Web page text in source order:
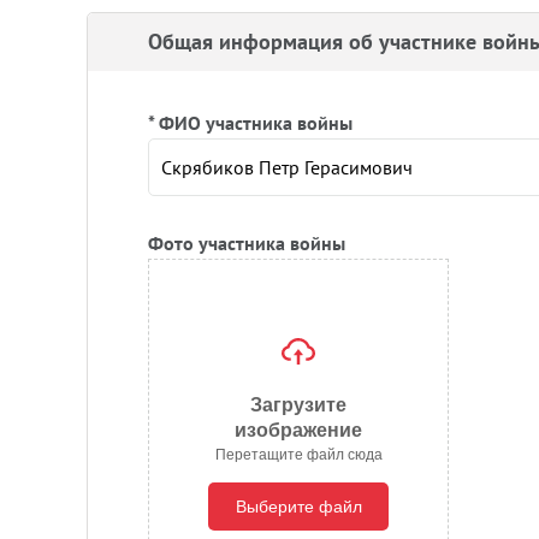
Общая информация об участнике
* ФИО участника войны
Фото участника войны
Загрузите
изображение
Перетащите файл сюда